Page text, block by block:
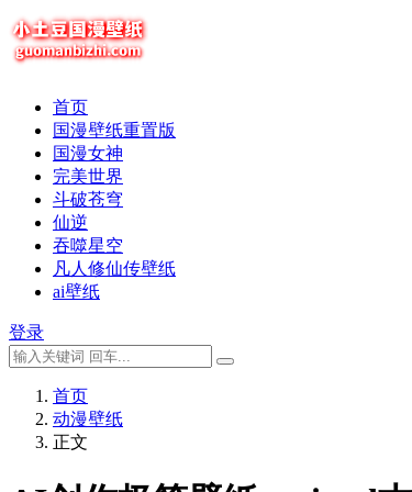
首页
国漫壁纸重置版
国漫女神
完美世界
斗破苍穹
仙逆
吞噬星空
凡人修仙传壁纸
ai壁纸
登录
首页
动漫壁纸
正文